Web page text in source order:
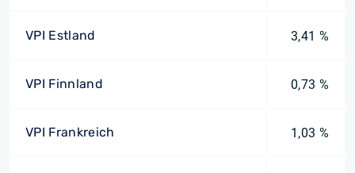
VPI Estland 3,41 %
VPI Finnland 0,73 %
VPI Frankreich 1,03 %